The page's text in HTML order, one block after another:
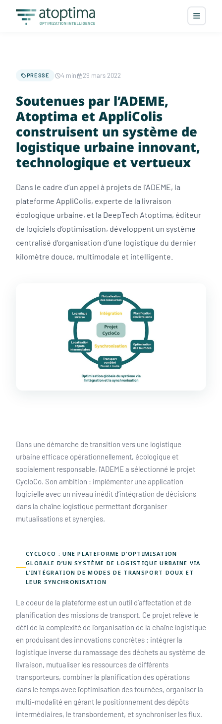
PRESSE 4 min 29 mars 2022
Soutenues par l’ADEME,
Atoptima et AppliColis
construisent un système de
logistique urbaine innovant,
technologique et vertueux
Dans le cadre d’un appel à projets de l’ADEME, la
plateforme AppliColis, experte de la livraison
écologique urbaine, et la DeepTech Atoptima, éditeur
de logiciels d’optimisation, développent un système
centralisé d’organisation d’une logistique du dernier
kilomètre douce, multimodale et intelligente.
Dans une démarche de transition vers une logistique
urbaine efficace opérationnellement, écologique et
socialement responsable, l’ADEME a sélectionné le projet
CycloCo. Son ambition : implémenter une application
logicielle avec un niveau inédit d’intégration de décisions
dans la chaîne logistique permettant d’organiser
mutualisations et synergies.
CYCLOCO : UNE PLATEFORME D’OPTIMISATION
GLOBALE D’UN SYSTÈME DE LOGISTIQUE URBAINE VIA
L’INTÉGRATION DE MODES DE TRANSPORT DOUX ET
LEUR SYNCHRONISATION
Le coeur de la plateforme est un outil d’affectation et de
planification des missions de transport. Ce projet relève le
défi de la complexité de l’organisation de la chaîne logistique
en produisant des innovations concrètes : intégrer la
logistique inverse du ramassage des déchets au système de
livraison, mutualiser les ressources de différents
transporteurs, combiner la planification des opérations
dans le temps avec l’optimisation des tournées, organiser la
multi-modalité en gérant le positionnement des dépôts
intermédiaires, le transbordement, et synchroniser les flux.